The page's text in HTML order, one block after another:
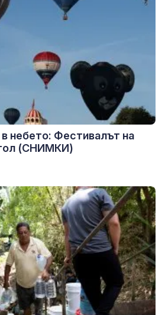
небето: Фестивалът на
(СНИМКИ)